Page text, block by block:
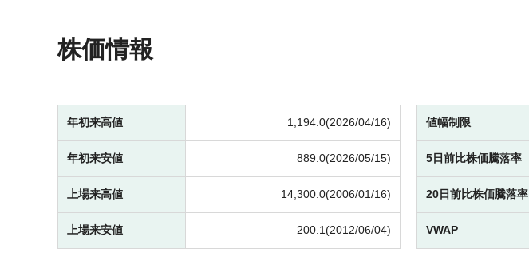
株価情報
年初来高値 1,194.0(2026/04/16)
年初来安値 889.0(2026/05/15)
上場来高値 14,300.0(2006/01/16)
上場来安値 200.1(2012/06/04)
値幅制限
5日前比株価騰落率
20日前比株価騰落率
VWAP